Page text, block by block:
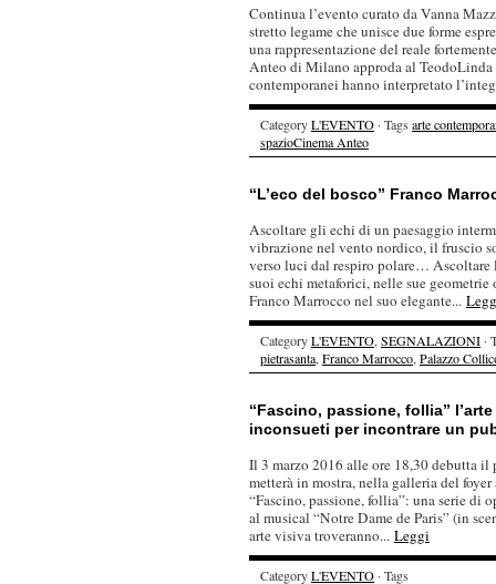
Continua l’evento curato da Vanna
stretto legame che unisce due forme
una rappresentazione del reale
Anteo di Milano approda al
contemporanei hanno interpretato
CategoryL'EVENTO · Tags arte
spazioCinema Anteo
“L’eco del bosco” Franco
Ascoltare gli echi di un paesaggio
vibrazione nel vento nordico, il fruscio
verso luci dal respiro polare… Ascoltare
suoi echi metaforici, nelle sue
Franco Marrocco nel suo elegante...
CategoryL'EVENTO, SEGNALAZIONI ·
pietrasanta, Franco Marrocco, Palazzo
“Fascino, passione, follia”
inconsueti per incontrare un
Il 3 marzo 2016 alle ore 18,30 debutta
metterà in mostra, nella galleria del
“Fascino, passione, follia”: una serie di
al musical “Notre Dame de Paris” (in
arte visiva troveranno... Leggi
CategoryL'EVENTO · Tags